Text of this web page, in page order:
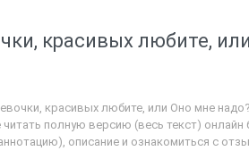
красивых любите,
красивых любите, или Оно мне
полную версию (весь текст) онлайн
описание и ознакомиться с